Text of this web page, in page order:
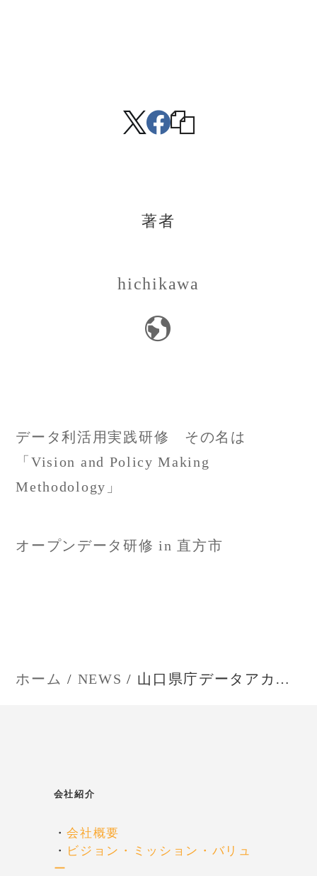
著者
hichikawa
稿
ナ
ョ
データ利活用実践研修 その名は
「Vision and Policy Making
Methodology」
オープンデータ研修 in 直方市
ホーム NEWS 山口県庁データアカデミー（サービス立案型）2022
会社紹介
・会社概要
・ ビジョン・ミッション・バリュ
ー